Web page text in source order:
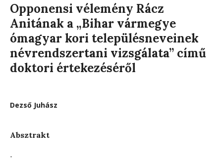
Opponensi vélemény Rácz
Anitának a „Bihar vármegye
ómagyar kori településneveinek
névrendszertani vizsgálata” című
doktori értekezéséről
Dezső Juhász
Absztrakt
-